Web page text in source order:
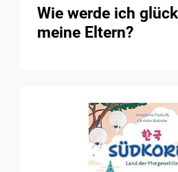
Wie werde ich
meine Eltern?